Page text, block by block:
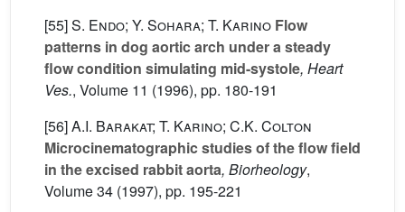
[55]S. Endo; Y. Sohara; T. Karino Flow
patterns in dog aortic arch under a steady
flow condition simulating mid-systole, Heart
Ves., Volume 11 (1996), pp. 180-191
[56]A.I. Barakat; T. Karino; C.K. Colton
Microcinematographic studies of the flow field
in the excised rabbit aorta, Biorheology,
Volume 34 (1997), pp. 195-221